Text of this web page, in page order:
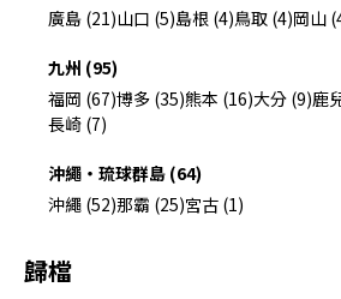
廣島 (21)山口 (5)島根 (4)鳥取 (4)岡山
九州 (95)
福岡 (67)博多 (35)熊本 (16)大分 (9)鹿
長崎 (7)
沖繩・琉球群島 (64)
沖繩 (52)那霸 (25)宮古 (1)
歸檔